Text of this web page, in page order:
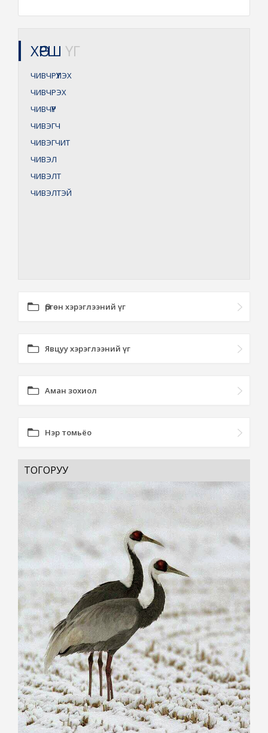
ХӨРШ ҮГ
ЧИВЧРҮҮЛЭХ
ЧИВЧРЭХ
ЧИВЧҮҮР
ЧИВЭГЧ
ЧИВЭГЧИТ
ЧИВЭЛ
ЧИВЭЛТ
ЧИВЭЛТЭЙ
Өргөн хэрэглээний үг
Явцуу хэрэглээний үг
Аман зохиол
Нэр томьёо
ТОГОРУУ